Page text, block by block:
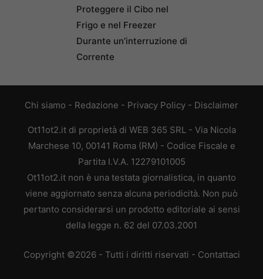
Proteggere il Cibo nel
Frigo e nel Freezer
Durante un’interruzione di
Corrente
Chi siamo - Redazione - Privacy Policy - Disclaimer
Ot11ot2.it di proprietà di WEB 365 SRL - Via Nicola
Marchese 10, 00141 Roma (RM) - Codice Fiscale e
Partita I.V.A. 12279101005
Ot11ot2.it non è una testata giornalistica, in quanto
viene aggiornato senza alcuna periodicità. Non può
pertanto considerarsi un prodotto editoriale ai sensi
della legge n. 62 del 07.03.2001
Copyright ©2026 - Tutti i diritti riservati - Contattaci